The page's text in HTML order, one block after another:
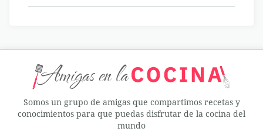
Somos un grupo de amigas que compartimos recetas y
conocimientos para que puedas disfrutar de la cocina del
mundo